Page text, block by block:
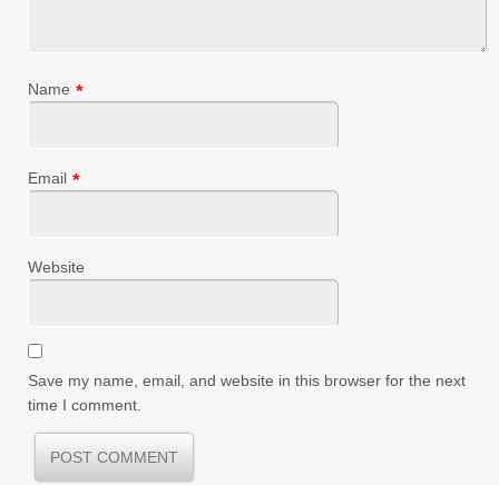
Name *
Email *
Website
Save my name, email, and website in this browser for the next
time I comment.